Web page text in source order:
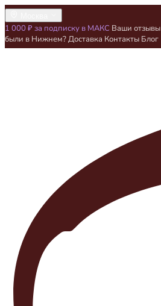
1 000 ₽ за подписку в МАКС Ваши отзывы
были в Нижнем?Доставка Контакты Блог